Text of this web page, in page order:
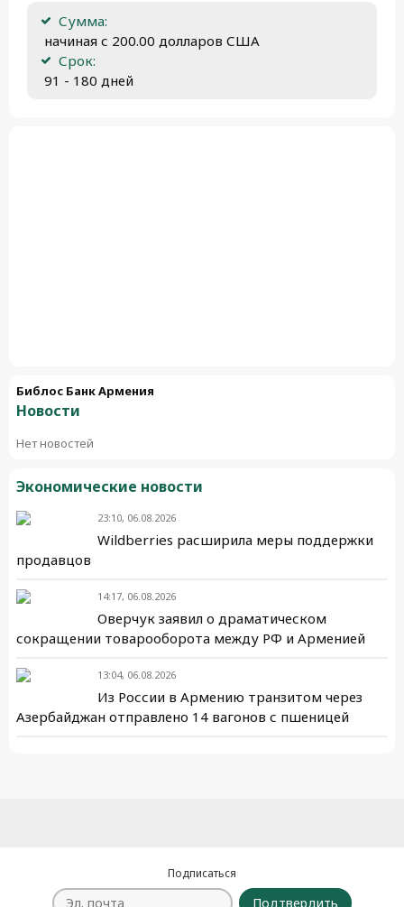
Сумма:
начиная с 200.00 долларов США
Срок:
91 - 180 дней
Библос Банк Армения
Новости
Нет новостей
Экономические новости
23:10, 06.08.2026
Wildberries расширила меры поддержки
продавцов
14:17, 06.08.2026
Оверчук заявил о драматическом
сокращении товарооборота между РФ и Арменией
13:04, 06.08.2026
Из России в Армению транзитом через
Азербайджан отправлено 14 вагонов с пшеницей
Подписаться
Подтвердить